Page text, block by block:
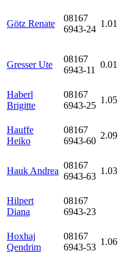
Götz Renate
08167
6943-24
1.01
Gresser Ute
08167
6943-11
0.01
Haberl
Brigitte
08167
6943-25
1.05
Hauffe
Heiko
08167
6943-60
2.09
Hauk Andrea
08167
6943-63
1.03
Hilpert
Diana
08167
6943-23
Hoxhaj
Qendrim
08167
6943-53
1.06